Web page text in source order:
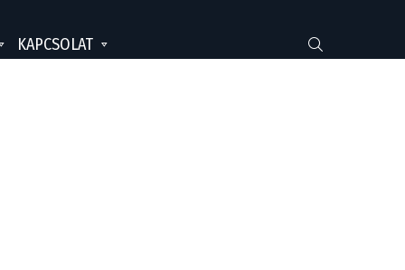
KAPCSOLAT